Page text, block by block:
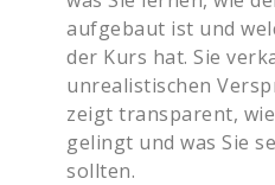
aufgebaut ist und
der Kurs hat. Sie
unrealistischen
zeigt transparent,
gelingt und was Sie
sollten.